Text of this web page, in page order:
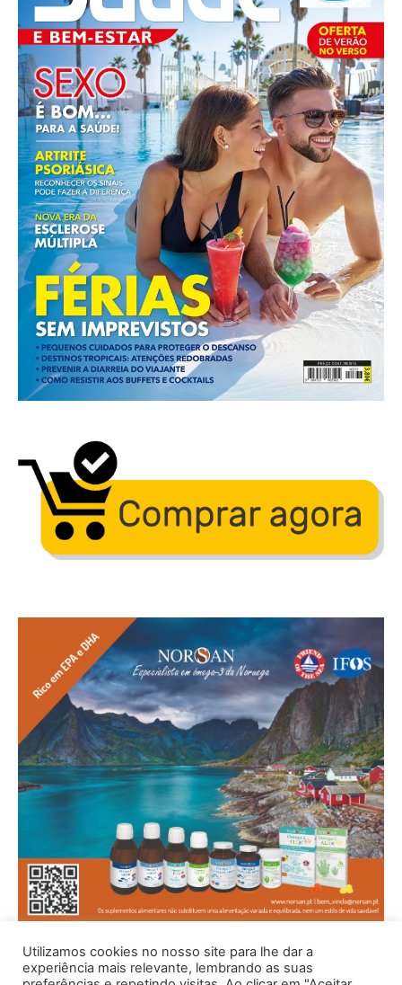
Utilizamos cookies no nosso site para lhe dar a
experiência mais relevante, lembrando as suas